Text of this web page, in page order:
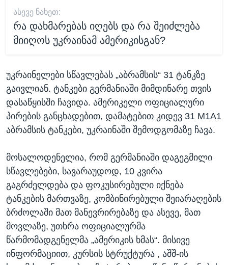
ᲐᲡᲔᲕᲔ ᲜᲐᲮᲔᲗ:
რა დახმარებას იღებს და რა შეიძლება
მიიღოს უკრაინამ ამერიკისგან?
უკრაინელები სწავლებას „აბრამსის“ 31 ტანკზე
გაივლიან. ტანკები გერმანიაში მიმდინარე თვის
დასაწყისში ჩავიდა. ამერიკელი ოფიციალური
პირების განცხადებით, დამატებით კიდევ 31 M1A1
აბრამსის ტანკები, უკრაინაში შემოდგომაზე ჩავა.
მოსალოდენელია, რომ გერმანიაში დაგეგმილი
სწავლებები, სავარაუდოდ, 10 კვირა
გაგრძელდება და ფოკუსირებული იქნება
ტანკების მართვაზე, კომბინირებული შეიარაღების
ბრძოლაში მათ მანევრირებაზე და ასევე, მათ
მოვლაზე, უთხრა ოფიციალურმა
წარმომადგენელმა „ამერიკის ხმას“. მისივე
ინფორმაციით, კურსის სტრუქტურა , აშშ-ის